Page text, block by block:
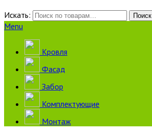
Искать:
Поиск
Menu
Кровля
Фасад
Забор
Комплектующие
Монтаж